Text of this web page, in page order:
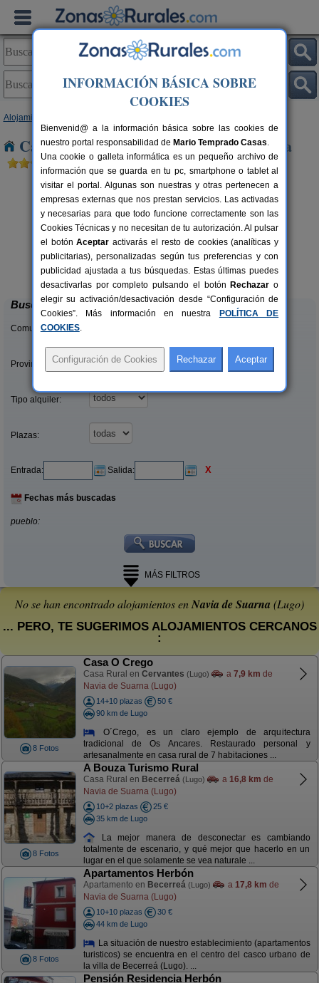
Alojamientos
Casas Rurales cerca de Navia de Suarna
6+3 pers.
desde20 €
Casa de Arxerei
Friol (Lugo)
Buscar
Comunidades:
Provincias/Islas:
Tipo alquiler:
Plazas:
Entrada: Salida: X
Fechas más buscadas
pueblo:
MÁS FILTROS
No se han encontrado alojamientos enNavia de Suarna (Lugo)
... PERO, TE SUGERIMOS ALOJAMIENTOS CERCANOS
:
8 Fotos
Casa O Crego
Casa Rural en Cervantes (Lugo) a 7,9 km de
Navia de Suarna (Lugo)
14+10 plazas
50 €
90 km de Lugo
O´Crego, es un claro ejemplo de arquitectura
tradicional de Os Ancares. Restaurado personal y
artesanalmente en casa rural de 7 habitaciones ...
8 Fotos
A Bouza Turismo Rural
Casa Rural en Becerreá (Lugo) a 16,8 km de
Navia de Suarna (Lugo)
10+2 plazas
25 €
35 km de Lugo
La mejor manera de desconectar es cambiando
totalmente de escenario, y qué mejor que hacerlo en un
lugar en el que solamente se vea naturale ...
8 Fotos
Apartamentos Herbón
Apartamento en Becerreá (Lugo) a 17,8 km de
Navia de Suarna (Lugo)
10+10 plazas
30 €
44 km de Lugo
La situación de nuestro establecimiento (apartamentos
turisticos) se encuentra en el centro del casco urbano de
la villa de Becerreá (Lugo). ...
Pensión Residencia Herbón
INFORMACIÓN BÁSICA SOBRE
COOKIES
Bienvenid@ a la información básica sobre las cookies de
nuestro portal responsabilidad de Mario Temprado Casas.
Una cookie o galleta informática es un pequeño archivo de
información que se guarda en tu pc, smartphone o tablet al
visitar el portal. Algunas son nuestras y otras pertenecen a
empresas externas que nos prestan servicios. Las activadas
y necesarias para que todo funcione correctamente son las
Cookies Técnicas y no necesitan de tu autorización. Al pulsar
el botónAceptar activarás el resto de cookies (analíticas y
publicitarias), personalizadas según tus preferencias y con
publicidad ajustada a tus búsquedas. Estas últimas puedes
desactivarlas por completo pulsando el botón Rechazar o
elegir su activación/desactivación desde “Configuración de
Cookies”. Más información en nuestra
POLÍTICA DE
COOKIES.